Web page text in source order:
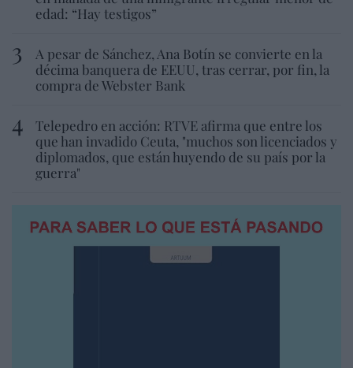
edad: “Hay testigos”
A pesar de Sánchez, Ana Botín se convierte en la
décima banquera de EEUU, tras cerrar, por fin, la
compra de Webster Bank
Telepedro en acción: RTVE afirma que entre los
que han invadido Ceuta, "muchos son licenciados y
diplomados, que están huyendo de su país por la
guerra"